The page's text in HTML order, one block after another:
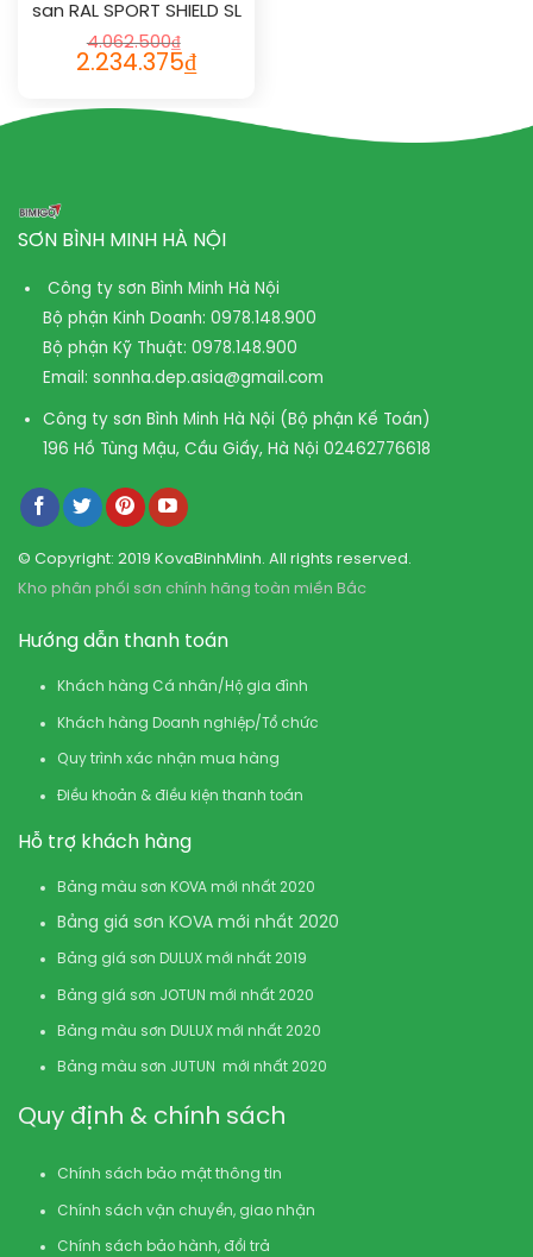
san RAL SPORT SHIELD SL
1018
4.062.500₫
2.234.375₫
SƠN BÌNH MINH HÀ NỘI
Công ty sơn Bình Minh Hà Nội
Bộ phận Kinh Doanh: 0978.148.900
Bộ phận Kỹ Thuật: 0978.148.900
Email: sonnha.dep.asia@gmail.com
Công ty sơn Bình Minh Hà Nội (Bộ phận Kế Toán)
196 Hồ Tùng Mậu, Cầu Giấy, Hà Nội 02462776618
© Copyright: 2019 KovaBinhMinh. All rights reserved.
Kho phân phối sơn chính hãng toàn miền Bắc
Hướng dẫn thanh toán
Khách hàng Cá nhân/Hộ gia đình
Khách hàng Doanh nghiệp/Tổ chức
Quy trình xác nhận mua hàng
Điều khoản & điều kiện thanh toán
Hỗ trợ khách hàng
Bảng màu sơn KOVA mới nhất 2020
Bảng giá sơn KOVA mới nhất 2020
Bảng giá sơn DULUX mới nhất 2019
Bảng giá sơn JOTUN mới nhất 2020
Bảng màu sơn DULUX mới nhất 2020
Bảng màu sơn JUTUN mới nhất 2020
Quy định & chính sách
Chính sách bảo mật thông tin
Chính sách vận chuyển, giao nhận
Chính sách bảo hành, đổi trả